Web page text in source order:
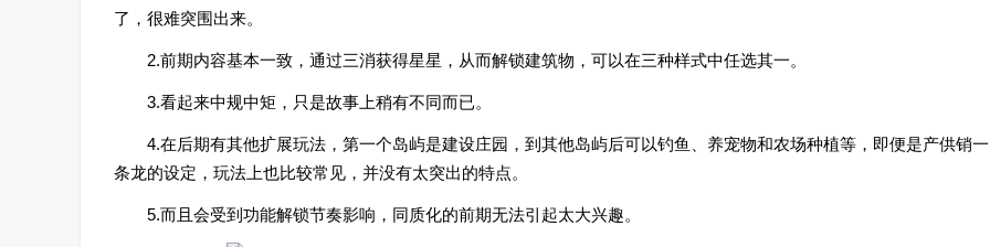
了，很难突围出来。
2.前期内容基本一致，通过三消获得星星，从而解锁建筑物，可以在三种样式中任选其一。
3.看起来中规中矩，只是故事上稍有不同而已。
4.在后期有其他扩展玩法，第一个岛屿是建设庄园，到其他岛屿后可以钓鱼、养宠物和农场种植等，即便是产供销一
条龙的设定，玩法上也比较常见，并没有太突出的特点。
5.而且会受到功能解锁节奏影响，同质化的前期无法引起太大兴趣。